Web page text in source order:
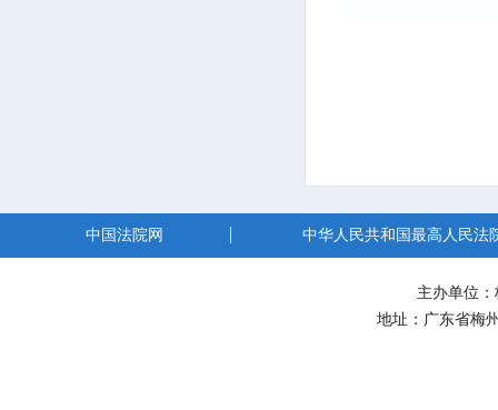
中国法院网 中华人民共和国最高人民法
主办单位
地址：广东省